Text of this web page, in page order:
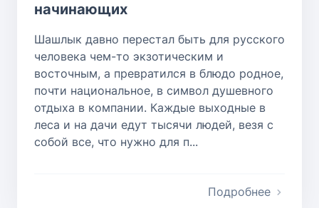
начинающих
Шашлык давно перестал быть для русского
человека чем-то экзотическим и
восточным, а превратился в блюдо родное,
почти национальное, в символ душевного
отдыха в компании. Каждые выходные в
леса и на дачи едут тысячи людей, везя с
собой все, что нужно для п...
Подробнее